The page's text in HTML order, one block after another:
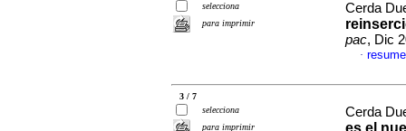
selecciona
para imprimir
Cerda
pac, Dic
·
3 / 7
selecciona
para imprimir
Cerda
es el